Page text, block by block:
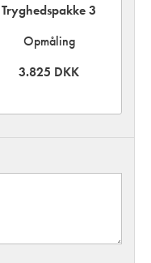
Tryghedspakke 3
Opmåling
3.825 DKK